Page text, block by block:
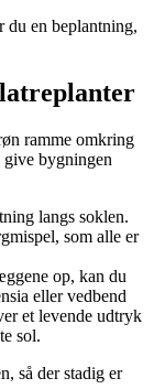
du en beplantning,
ramme omkring
give bygningen
langs soklen.
som alle er
op, kan du
eller vedbend
et levende udtryk
sol.
så der stadig er